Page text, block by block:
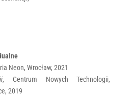
Neon, Wrocław, 2021
, Centrum Nowych Technologii,
2019